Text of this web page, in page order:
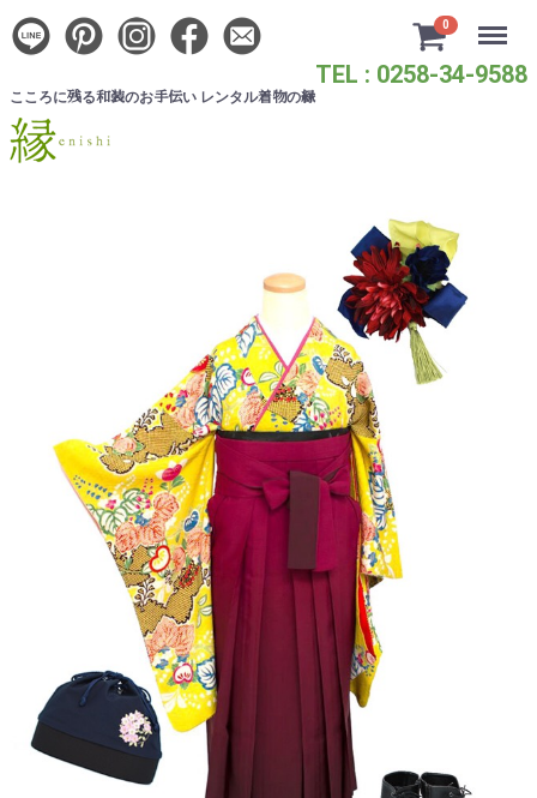
TEL : 0258-34-9588
こころに残る和装のお手伝い レンタル着物の縁
0 Menu